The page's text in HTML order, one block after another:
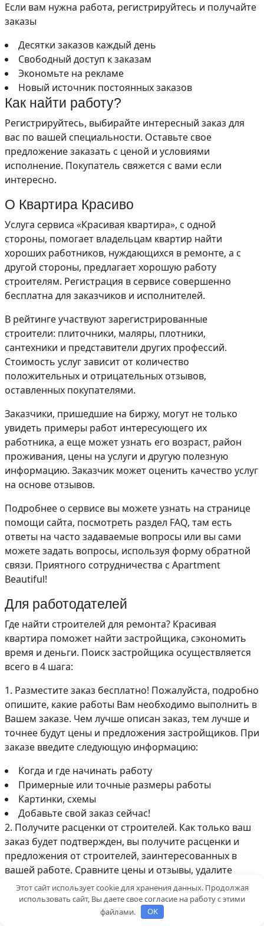
Если вам нужна работа, регистрируйтесь и получайте
заказы
Десятки заказов каждый день
Свободный доступ к заказам
Экономьте на рекламе
Новый источник постоянных заказов
Как найти работу?
Регистрируйтесь, выбирайте интересный заказ для
вас по вашей специальности. Оставьте свое
предложение заказать с ценой и условиями
исполнение. Покупатель свяжется с вами если
интересно.
О Квартира Красиво
Услуга сервиса «Красивая квартира», с одной
стороны, помогает владельцам квартир найти
хороших работников, нуждающихся в ремонте, а с
другой стороны, предлагает хорошую работу
строителям. Регистрация в сервисе совершенно
бесплатна для заказчиков и исполнителей.
В рейтинге участвуют зарегистрированные
строители: плиточники, маляры, плотники,
сантехники и представители других профессий.
Стоимость услуг зависит от количество
положительных и отрицательных отзывов,
оставленных покупателями.
Заказчики, пришедшие на биржу, могут не только
увидеть примеры работ интересующего их
работника, а еще может узнать его возраст, район
проживания, цены на услуги и другую полезную
информацию. Заказчик может оценить качество услуг
на основе отзывов.
Подробнее о сервисе вы можете узнать на странице
помощи сайта, посмотреть раздел FAQ, там есть
ответы на часто задаваемые вопросы или вы сами
можете задать вопросы, используя форму обратной
связи. Приятного сотрудничества с Apartment
Beautiful!
Для работодателей
Где найти строителей для ремонта? Красивая
квартира поможет найти застройщика, сэкономить
время и деньги. Поиск застройщика осуществляется
всего в 4 шага:
1. Разместите заказ бесплатно! Пожалуйста, подробно
опишите, какие работы Вам необходимо выполнить в
Вашем заказе. Чем лучше описан заказ, тем лучше и
точнее будут цены и предложения застройщиков. При
заказе введите следующую информацию:
Когда и где начинать работу
Примерные или точные размеры работы
Картинки, схемы
Добавьте свой заказ сейчас!
2. Получите расценки от строителей. Как только ваш
заказ будет подтвержден, вы получите расценки и
предложения от строителей, заинтересованных в
вашей работе. Сравните цены и отзывы, удалите
ненужных застройщиков из заказа.
3. Выберите лучшего застройщика. Читайте отзывы о
застройщиках, воспользуйтесь внутренней почтой
Этот сайт использует cookie для хранения данных. Продолжая
использовать сайт, Вы даете свое согласие на работу с этими
файлами.
OK